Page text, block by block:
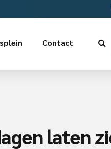
Contact
laten